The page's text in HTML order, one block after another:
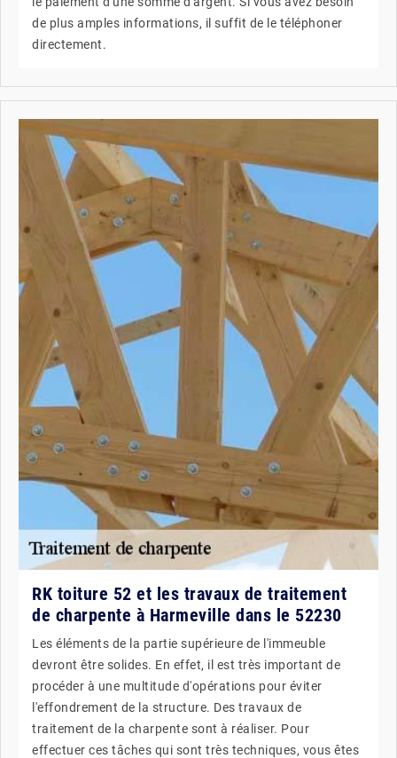
de plus amples informations, il suffit de le téléphoner
directement.
RK toiture 52 et les travaux de traitement
de charpente à Harmeville dans le 52230
Les éléments de la partie supérieure de l'immeuble
devront être solides. En effet, il est très important de
procéder à une multitude d'opérations pour éviter
l'effondrement de la structure. Des travaux de
traitement de la charpente sont à réaliser. Pour
effectuer ces tâches qui sont très techniques, vous êtes